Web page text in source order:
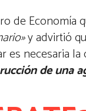
de Economía
y advirtió
necesaria
de una